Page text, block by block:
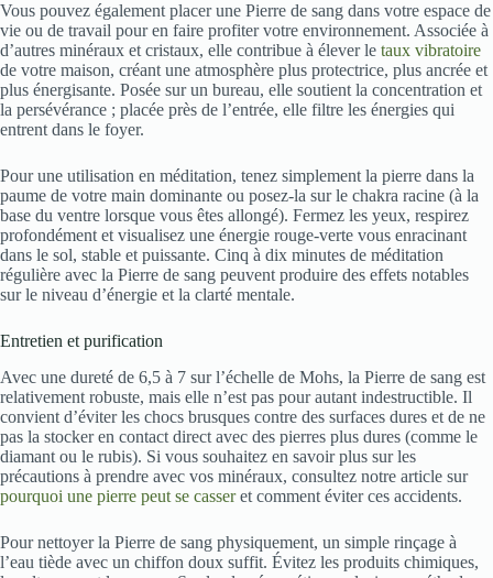
Vous pouvez également placer une Pierre de sang dans votre espace de
vie ou de travail pour en faire profiter votre environnement. Associée à
d’autres minéraux et cristaux, elle contribue à élever le taux vibratoire
de votre maison, créant une atmosphère plus protectrice, plus ancrée et
plus énergisante. Posée sur un bureau, elle soutient la concentration et
la persévérance ; placée près de l’entrée, elle filtre les énergies qui
entrent dans le foyer.
Pour une utilisation en méditation, tenez simplement la pierre dans la
paume de votre main dominante ou posez-la sur le chakra racine (à la
base du ventre lorsque vous êtes allongé). Fermez les yeux, respirez
profondément et visualisez une énergie rouge-verte vous enracinant
dans le sol, stable et puissante. Cinq à dix minutes de méditation
régulière avec la Pierre de sang peuvent produire des effets notables
sur le niveau d’énergie et la clarté mentale.
Entretien et purification
Avec une dureté de 6,5 à 7 sur l’échelle de Mohs, la Pierre de sang est
relativement robuste, mais elle n’est pas pour autant indestructible. Il
convient d’éviter les chocs brusques contre des surfaces dures et de ne
pas la stocker en contact direct avec des pierres plus dures (comme le
diamant ou le rubis). Si vous souhaitez en savoir plus sur les
précautions à prendre avec vos minéraux, consultez notre article sur
pourquoi une pierre peut se casseret comment éviter ces accidents.
Pour nettoyer la Pierre de sang physiquement, un simple rinçage à
l’eau tiède avec un chiffon doux suffit. Évitez les produits chimiques,